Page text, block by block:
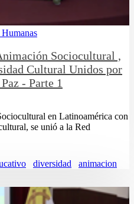
Sociocultural ,
Cultural Unidos por
- Parte 1
en Latinoamérica con
se unió a la Red
diversidad animacion